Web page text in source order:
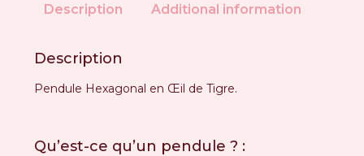
Description Additional information
Description
Pendule Hexagonal en Œil de Tigre.
Qu’est-ce qu’un pendule ? :